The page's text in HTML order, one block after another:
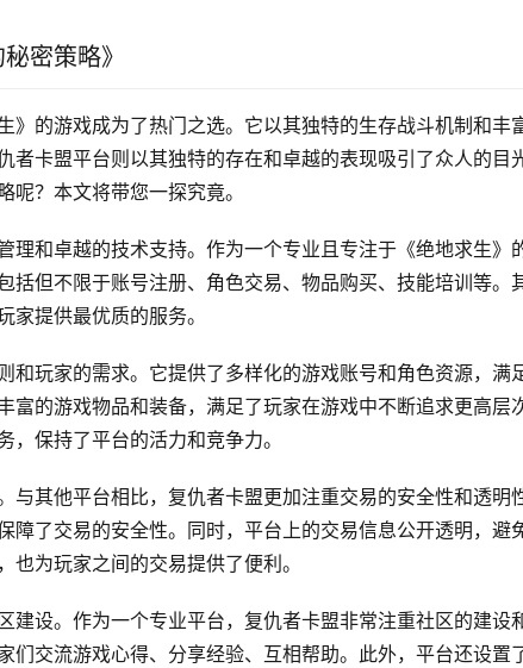
密策略》
》的游戏成为了热门之选。它以其独特的生存战斗机制和丰
卡盟平台则以其独特的存在和卓越的表现吸引了众人的目光
？本文将带您一探究竟。
理和卓越的技术支持。作为一个专业且专注于《绝地求生》
括但不限于账号注册、角色交易、物品购买、技能培训等。
提供最优质的服务。
和玩家的需求。它提供了多样化的游戏账号和角色资源，满
富的游戏物品和装备，满足了玩家在游戏中不断追求更高层
保持了平台的活力和竞争力。
其他平台相比，复仇者卡盟更加注重交易的安全性和透明性
障了交易的安全性。同时，平台上的交易信息公开透明，避
为玩家之间的交易提供了便利。
建设。作为一个专业平台，复仇者卡盟非常注重社区的建设
们交流游戏心得、分享经验、互相帮助。此外，平台还设置